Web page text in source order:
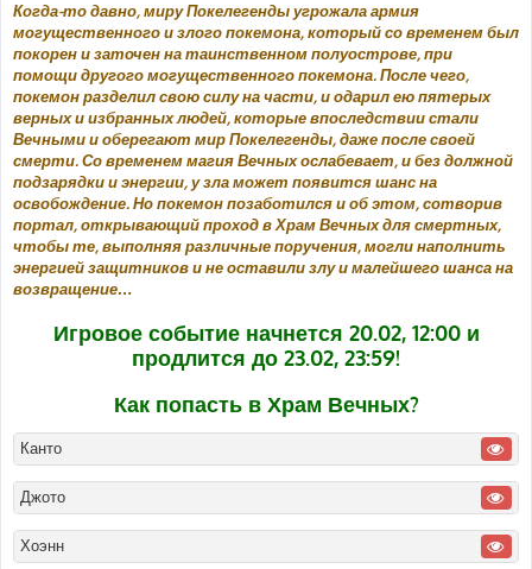
щ
е
н
и
е
Когда-то давно, миру Покелегенды угрожала армия
могущественного и злого покемона, который со временем был
покорен и заточен на таинственном полуострове, при
помощи другого могущественного покемона. После чего,
покемон разделил свою силу на части, и одарил ею пятерых
верных и избранных людей, которые впоследствии стали
Вечными и оберегают мир Покелегенды, даже после своей
смерти. Со временем магия Вечных ослабевает, и без должной
подзарядки и энергии, у зла может появится шанс на
освобождение. Но покемон позаботился и об этом, сотворив
портал, открывающий проход в Храм Вечных для смертных,
чтобы те, выполняя различные поручения, могли наполнить
энергией защитников и не оставили злу и малейшего шанса на
возвращение…
Игровое событие начнется 20.02, 12:00 и
продлится до 23.02, 23:59!
Как попасть в Храм Вечных?
Канто
Джото
Хоэнн